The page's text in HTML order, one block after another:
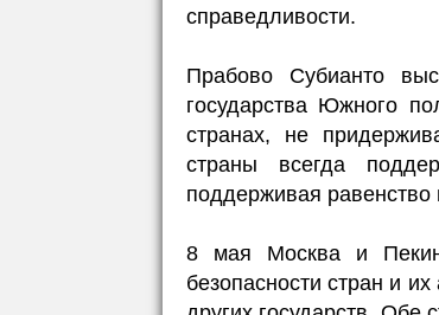
справедливости.
Прабово Субианто
государства Южного
странах, не
страны всегда
поддерживая
8 мая Москва и Пекин
безопасности стран и